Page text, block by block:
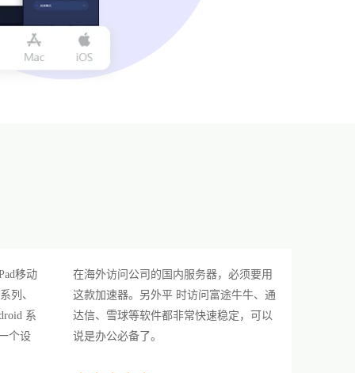
移动
列、
系
个设
在海外访问公司的国内服务器，必须要用
这款加速器。另外平 时访问富途牛牛、通
达信、雪球等软件都非常快速稳定，可以
说是办公必备了。